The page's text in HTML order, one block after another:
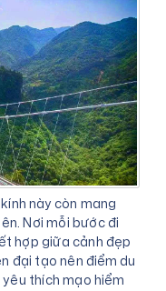
này còn mang
Nơi mỗi bước đi
hợp giữa cảnh đẹp
đại tạo nên điểm du
thích mạo hiểm